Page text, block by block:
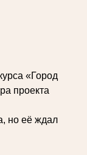
«Город
проекта
но её ждал